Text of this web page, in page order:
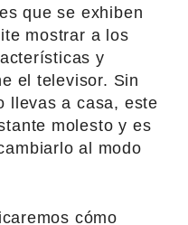
que se exhiben
mostrar a los
y
el televisor. Sin
llevas a casa, este
molesto y es
al modo
cómo